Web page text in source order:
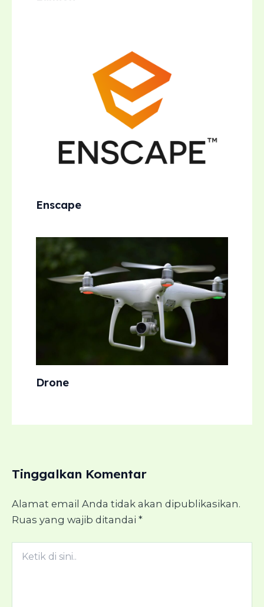
Enscape
Drone
Tinggalkan Komentar
Alamat email Anda tidak akan dipublikasikan.
Ruas yang wajib ditandai *